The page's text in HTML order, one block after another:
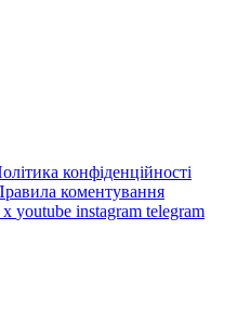
конфіденційності
коментування
x youtube instagram telegram